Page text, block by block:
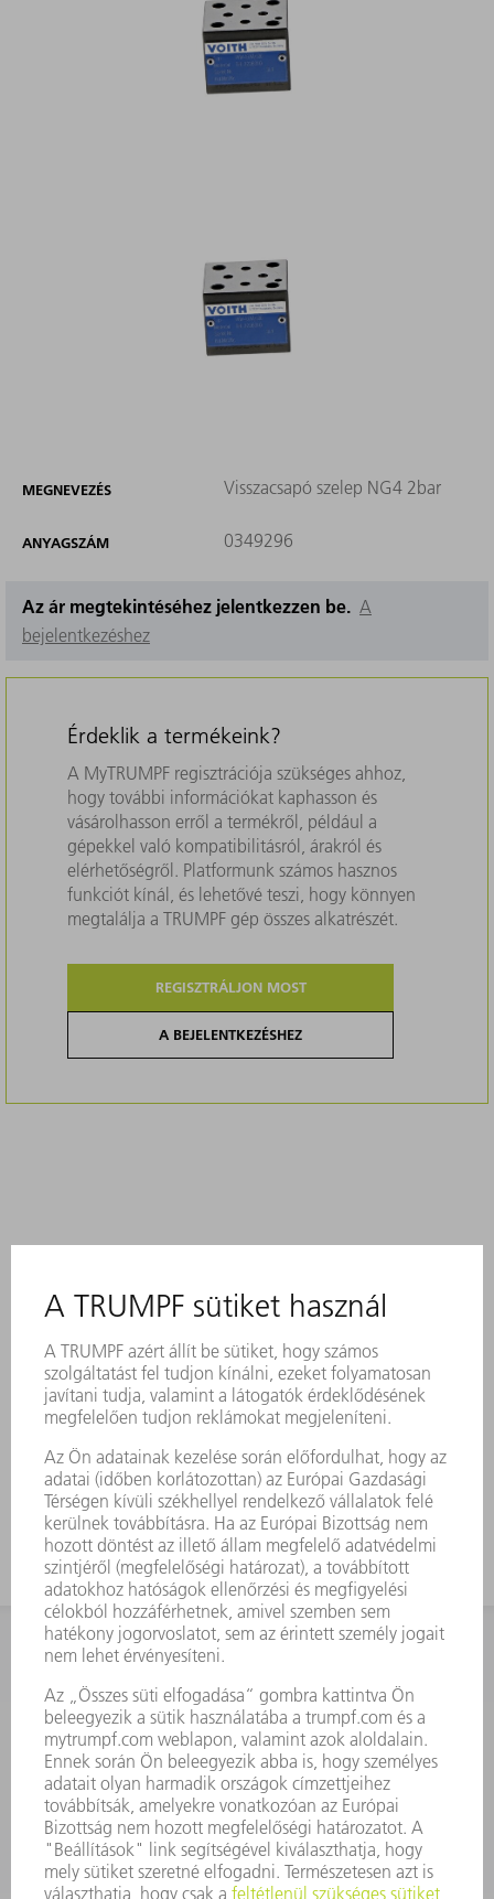
MEGNEVEZÉS Visszacsapó szelep NG4 2bar
ANYAGSZÁM 0349296
Az ár megtekintéséhez jelentkezzen be. A
bejelentkezéshez
Érdeklik a termékeink?
A MyTRUMPF regisztrációja szükséges ahhoz,
hogy további információkat kaphasson és
vásárolhasson erről a termékről, például a
gépekkel való kompatibilitásról, árakról és
elérhetőségről. Platformunk számos hasznos
funkciót kínál, és lehetővé teszi, hogy könnyen
megtalálja a TRUMPF gép összes alkatrészét.
REGISZTRÁLJON MOST
A BEJELENTKEZÉSHEZ
KAPCSOLAT
Szerszám
3628576045
08.00 - 16.30
szerszam@hu.trumpf.com
KAPCSOLAT
Alkatrész
3628576035
08.00 - 16.30
alkatresz@hu.trumpf.com